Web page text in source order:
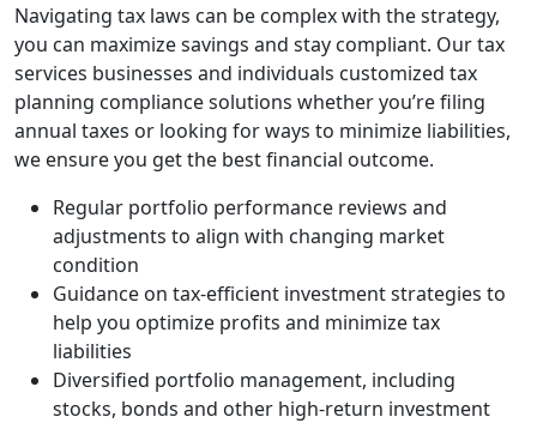
Navigating tax laws can be complex with the strategy,
you can maximize savings and stay compliant. Our tax
services businesses and individuals customized tax
planning compliance solutions whether you’re filing
annual taxes or looking for ways to minimize liabilities,
we ensure you get the best financial outcome.
Regular portfolio performance reviews and
adjustments to align with changing market
condition
Guidance on tax-efficient investment strategies to
help you optimize profits and minimize tax
liabilities
Diversified portfolio management, including
stocks, bonds and other high-return investment